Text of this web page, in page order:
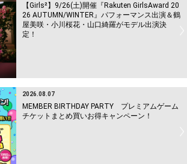
【Girls²】9/26(土)開催『Rakuten GirlsAward 20
26 AUTUMN/WINTER』パフォーマンス出演＆鶴
屋美咲・小川桜花・山口綺羅がモデル出演決
定！
2026.08.07
MEMBER BIRTHDAY PARTY プレミアムゲーム
チケットまとめ買いお得キャンペーン！